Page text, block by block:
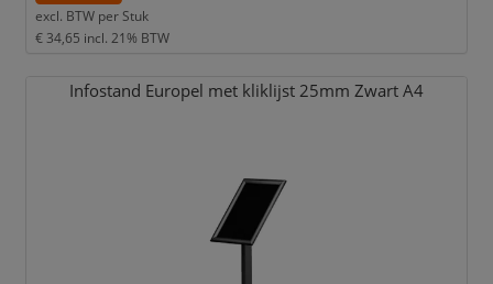
excl. BTW per Stuk
€ 34,65 incl. 21% BTW
Infostand Europel met kliklijst 25mm Zwart A4